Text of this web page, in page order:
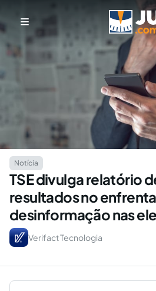
Notícia
TSE divulga relatório
resultados no
desinformação nas
Verifact Tecnologia